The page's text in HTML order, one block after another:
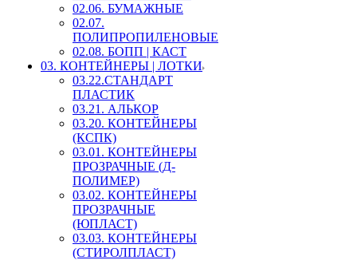
02.06. БУМАЖНЫЕ
02.07.
ПОЛИПРОПИЛЕНОВЫЕ
02.08. БОПП | КАСТ
03. КОНТЕЙНЕРЫ | ЛОТКИ
03.22.СТАНДАРТ
ПЛАСТИК
03.21. АЛЬКОР
03.20. КОНТЕЙНЕРЫ
(КСПК)
03.01. КОНТЕЙНЕРЫ
ПРОЗРАЧНЫЕ (Д-
ПОЛИМЕР)
03.02. КОНТЕЙНЕРЫ
ПРОЗРАЧНЫЕ
(ЮПЛАСТ)
03.03. КОНТЕЙНЕРЫ
(СТИРОЛПЛАСТ)